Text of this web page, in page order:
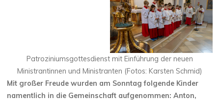
Patroziniumsgottesdienst mit Einführung der neuen
Ministrantinnen und Ministranten (Fotos: Karsten Schmid)
Mit großer Freude wurden am Sonntag folgende Kinder
namentlich in die Gemeinschaft aufgenommen: Anton,